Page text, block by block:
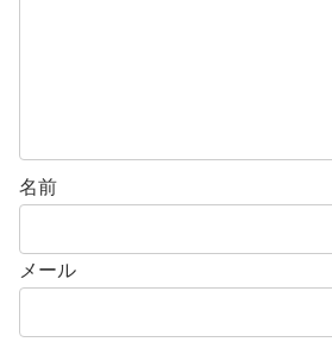
名前
メール